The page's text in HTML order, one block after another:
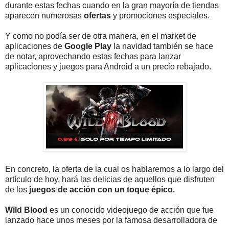
durante estas fechas cuando en la gran mayoría de tiendas
aparecen numerosas ofertas y promociones especiales.
Y como no podía ser de otra manera, en el market de
aplicaciones de Google Play la navidad también se hace
de notar, aprovechando estas fechas para lanzar
aplicaciones y juegos para Android a un precio rebajado.
En concreto, la oferta de la cual os hablaremos a lo largo del
artículo de hoy, hará las delicias de aquellos que disfruten
de los juegos de acción con un toque épico.
Wild Blood es un conocido videojuego de acción que fue
lanzado hace unos meses por la famosa desarrolladora de